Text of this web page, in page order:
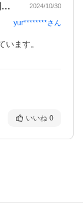
今のところ効果はわかりませんが、期待し… 2024/10/30
yur********さん
ます。
いいね 0